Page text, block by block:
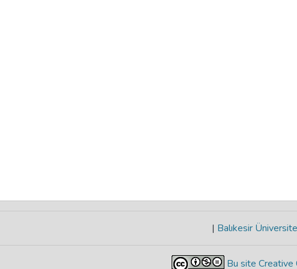
| Balıkesir
Bu site Creative